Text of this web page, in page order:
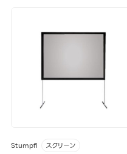
Stumpfl スクリーン